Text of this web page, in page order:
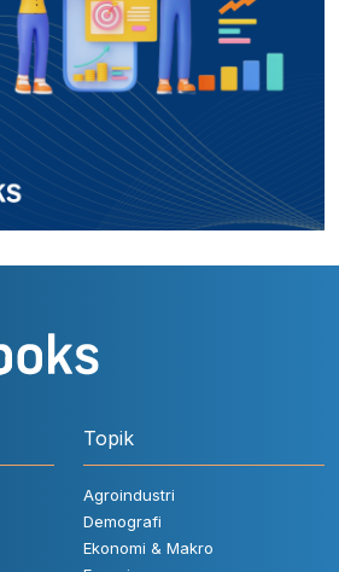
Topik
Agroindustri
Demografi
Ekonomi & Makro